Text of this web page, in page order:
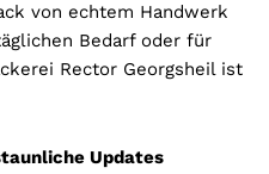
von echtem Handwerk
Bedarf oder für
Rector Georgsheil ist
Updates